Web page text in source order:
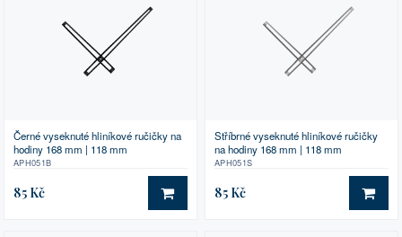
Černé vyseknuté hliníkové ručičky na
hodiny 168 mm | 118 mm
APH051B
85 Kč DO KOŠÍKU
Stříbrné vyseknuté hliníkové ručičky
na hodiny 168 mm | 118 mm
APH051S
85 Kč DO